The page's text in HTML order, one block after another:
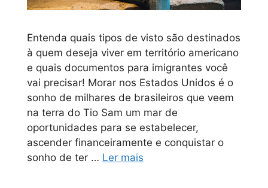
Entenda quais tipos de visto são destinados
à quem deseja viver em território americano
e quais documentos para imigrantes você
vai precisar! Morar nos Estados Unidos é o
sonho de milhares de brasileiros que veem
na terra do Tio Sam um mar de
oportunidades para se estabelecer,
ascender financeiramente e conquistar o
sonho de ter … Ler mais